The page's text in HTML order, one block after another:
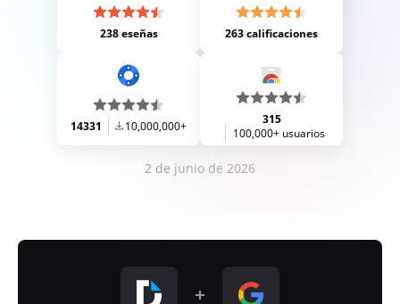
238 eseñas 263 calificaciones
14331 10,000,000+
315
100,000+ usuarios
2 de junio de 2026